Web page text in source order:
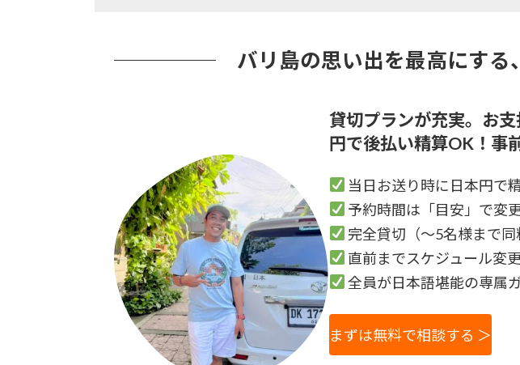
バリ島の思い出を最高にす
貸切プランが充実。お
円で後払い精算OK！事
当日お送り時に日本円で
予約時間は「目安」で変
完全貸切（～5名様まで同
直前までスケジュール変
全員が日本語堪能の専属
まずは無料で相談する ＞